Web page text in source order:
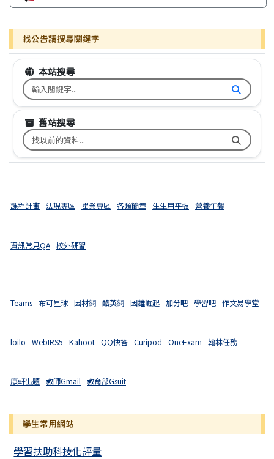
找公告請搜尋關鍵字
本站搜尋
搜尋台南市文元國小全球資訊網關鍵字
舊站搜尋
搜尋台南市文元國小舊校網關鍵字
課程計畫 法規專區 畢業專區 各類簡章 生生用平板 營養午餐
資訊常見QA 校外研習
Teams 布可星球 因材網 酷英網 因雄崛起 加分吧 學習吧 作文易學堂
loilo WebIRS5 Kahoot QQ快答 Curipod OneExam 翰林任務
康軒出題 教師Gmail 教育部Gsuit
學生常用網站
學習扶助科技化評量